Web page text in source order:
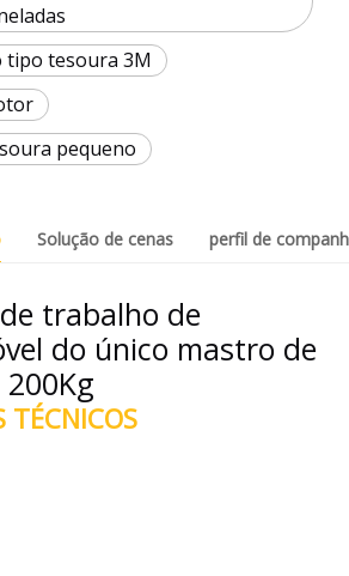
tipo tesoura 3M
pequeno
Solução de cenas perfil de
trabalho de
do único mastro de
TÉCNICOS